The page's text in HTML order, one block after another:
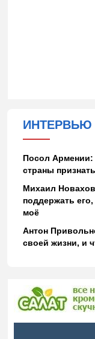
ИНТЕРВЬЮ
Посол Армении:
страны
Михаил
поддержать
моё
Антон
своей жизни, и